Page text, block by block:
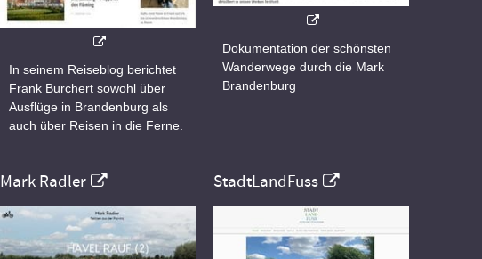
In seinem Reiseblog berichtet
Frank Burchert sowohl über
Ausflüge in Brandenburg als
auch über Reisen in die Ferne.
Dokumentation der schönsten
Wanderwege durch die Mark
Brandenburg
Mark Radler StadtLandFuss